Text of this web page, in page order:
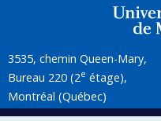
3535, chemin Queen-Mary,
Bureau 220 (2e étage),
Montréal (Québec)
H3V 1H8